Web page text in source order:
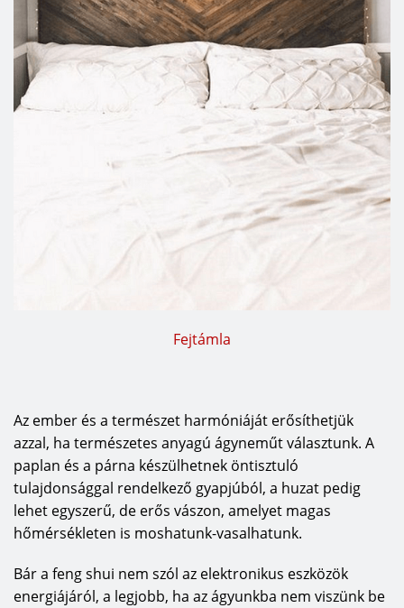
Fejtámla
Az ember és a természet harmóniáját erősíthetjük
azzal, ha természetes anyagú ágyneműt választunk. A
paplan és a párna készülhetnek öntisztuló
tulajdonsággal rendelkező gyapjúból, a huzat pedig
lehet egyszerű, de erős vászon, amelyet magas
hőmérsékleten is moshatunk-vasalhatunk.
Bár a feng shui nem szól az elektronikus eszközök
energiájáról, a legjobb, ha az ágyunkba nem viszünk be